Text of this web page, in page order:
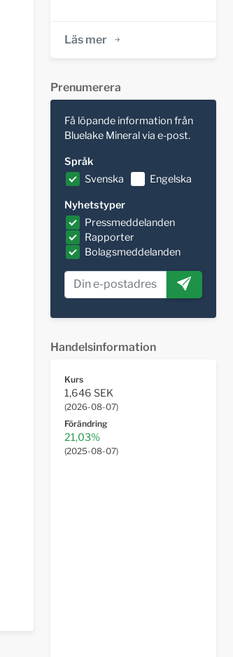
Läs mer
Prenumerera
Få löpande information från
Bluelake Mineral via e-post.
Språk
Svenska
Engelska
Nyhetstyper
Pressmeddelanden
Rapporter
Bolagsmeddelanden
Handelsinformation
Kurs
1,646 SEK
(2026-08-07)
Förändring
21,03%
(2025-08-07)